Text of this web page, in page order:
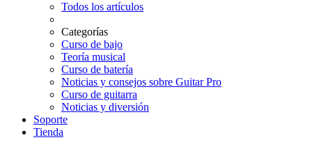
Todos los artículos
Categorías
Curso de bajo
Teoría musical
Curso de batería
Noticias y consejos sobre Guitar Pro
Curso de guitarra
Noticias y diversión
Soporte
Tienda